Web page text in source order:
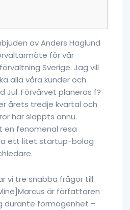
av Anders Haglund
för vår
Sverige. Jag vill
alla våra kunder och
Jul. Förvärvet planeras f?
årets tredje kvartal och
har släppts ännu.
en fenomenal resa
ett litet startup-bolag
vi tre snabba frågor till
är författaren
durante förmögenhet –